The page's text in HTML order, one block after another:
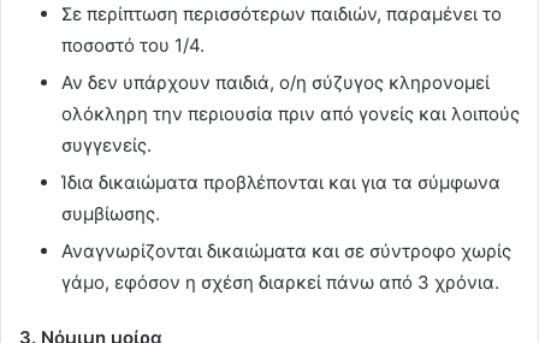
Σε περίπτωση περισσότερων παιδιών, παραμένει το
ποσοστό του 1/4.
Αν δεν υπάρχουν παιδιά, ο/η σύζυγος κληρονομεί
ολόκληρη την περιουσία πριν από γονείς και λοιπούς
συγγενείς.
Ίδια δικαιώματα προβλέπονται και για τα σύμφωνα
συμβίωσης.
Αναγνωρίζονται δικαιώματα και σε σύντροφο χωρίς
γάμο, εφόσον η σχέση διαρκεί πάνω από 3 χρόνια.
3. Νόμιμη μοίρα